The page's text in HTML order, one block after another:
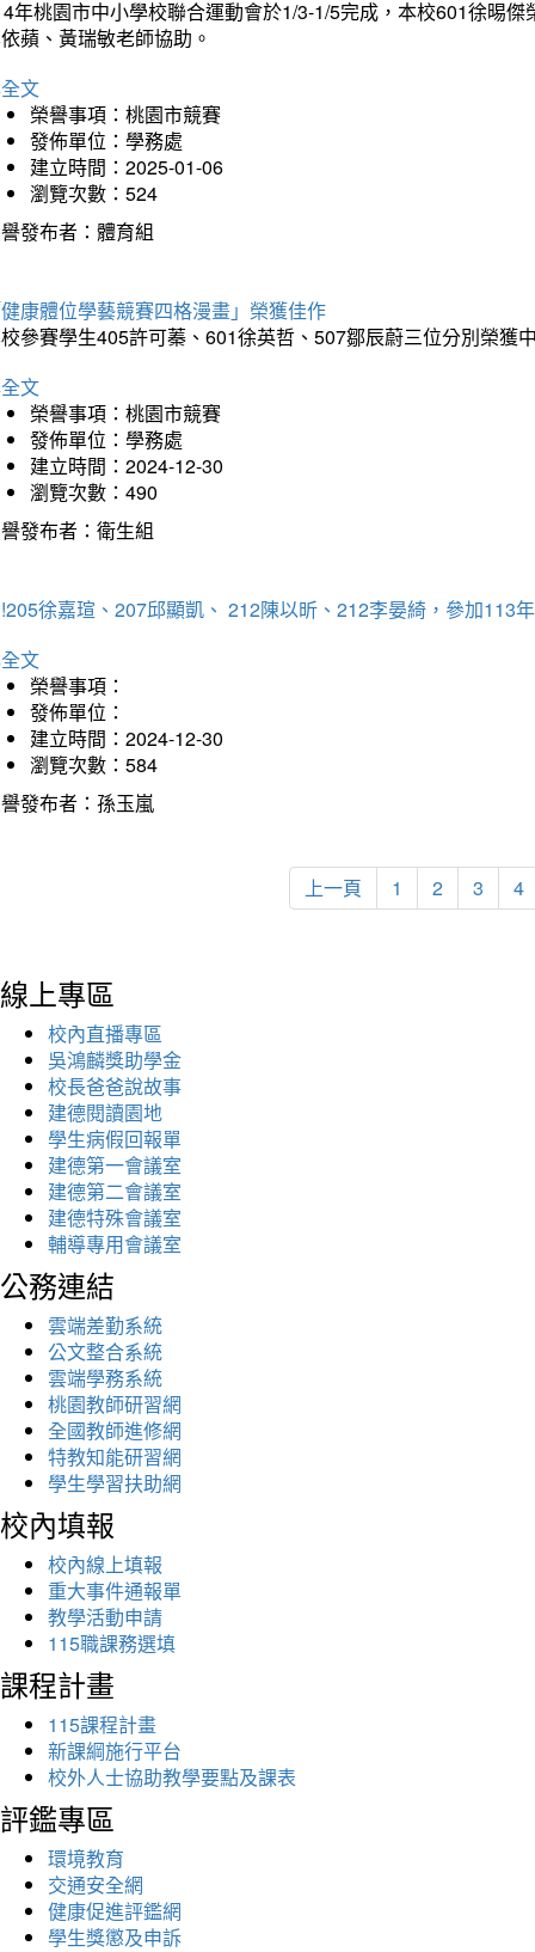
年桃園市中小學校聯合運動會於1/3-1/5完成，本校601徐晹
蘋、黃瑞敏老師協助。
文
榮譽事項：桃園市競賽
發佈單位：學務處
建立時間：2025-01-06
瀏覽次數：524
發布者：體育組
康體位學藝競賽四格漫畫」榮獲佳作
參賽學生405許可蓁、601徐英哲、507鄒辰蔚三位分別榮獲
文
榮譽事項：桃園市競賽
發佈單位：學務處
建立時間：2024-12-30
瀏覽次數：490
發布者：衛生組
徐嘉瑄、207邱顯凱、 212陳以昕、212李晏綺，參加113
文
榮譽事項：
發佈單位：
建立時間：2024-12-30
瀏覽次數：584
發布者：孫玉嵐
上一頁 1 2 3 4
線上專區
校內直播專區
吳鴻麟獎助學金
校長爸爸說故事
建德閱讀園地
學生病假回報單
建德第一會議室
建德第二會議室
建德特殊會議室
輔導專用會議室
公務連結
雲端差勤系統
公文整合系統
雲端學務系統
桃園教師研習網
全國教師進修網
特教知能研習網
學生學習扶助網
校內填報
校內線上填報
重大事件通報單
教學活動申請
115職課務選填
課程計畫
115課程計畫
新課綱施行平台
校外人士協助教學要點及課表
評鑑專區
環境教育
交通安全網
健康促進評鑑網
學生獎懲及申訴